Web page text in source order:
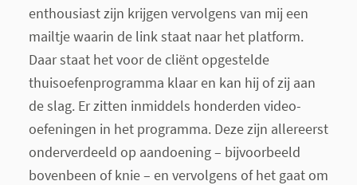
enthousiast zijn krijgen vervolgens van mij een
mailtje waarin de link staat naar het platform.
Daar staat het voor de cliënt opgestelde
thuisoefenprogramma klaar en kan hij of zij aan
de slag. Er zitten inmiddels honderden video-
oefeningen in het programma. Deze zijn allereerst
onderverdeeld op aandoening – bijvoorbeeld
bovenbeen of knie – en vervolgens of het gaat om